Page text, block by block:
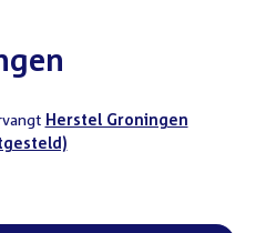
Herstel Groningen